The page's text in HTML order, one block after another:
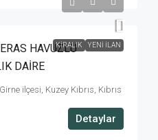
KIRALIK YENI İLAN
HAVUZLU
DAİRE
ilçesi, Kuzey Kıbrıs, Kıbrıs
Detaylar